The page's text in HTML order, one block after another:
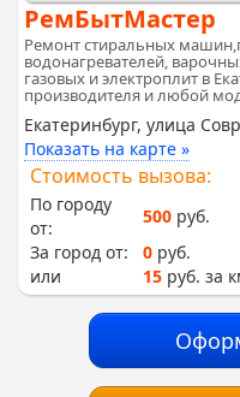
РемБытМастер
Ремонт стиральных
водонагревателей,
газовых и электроплит в
производителя и любой
Екатеринбург, улица
Показать на карте »
Стоимость вызова:
По городу
от:
500 руб.
За город от:
0 руб.
или
15 руб. за